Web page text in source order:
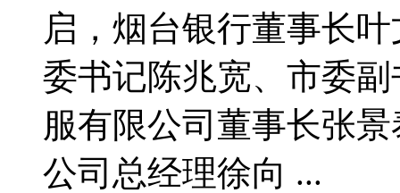
启，烟台银行董事长
委书记陈兆宽、市委
服有限公司董事长张
公司总经理徐向 ...